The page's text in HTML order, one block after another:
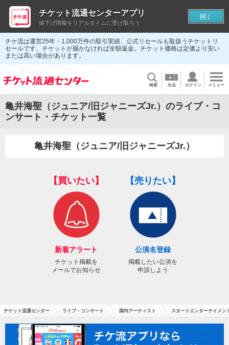
チケ流は運営25年・1,000万件の取引実績、公式リセールも取扱うチケットリ
セールです。チケットが届かなければ全額返金。チケット価格は定価より安い
または高い場合があります。
検索 出品 ログイン メニュー
亀井海聖（ジュニア/旧ジャニーズJr.）のライブ・コ
ンサート・チケット一覧
亀井海聖（ジュニア/旧ジャニーズJr.）
【買いたい】
新着アラート
チケット掲載を
メールでお知らせ
【売りたい】
公演名登録
掲載したい公演を
申請しよう
チケット流通センター ライブ・コンサート 国内アーティスト スタートエンターテイメン
チケット流通センターアプリ
値下げ情報をリアルタイムに受け取ろう
開く